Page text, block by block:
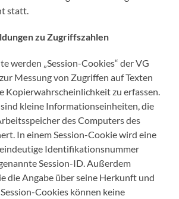
statt.
zu Zugriffszahlen
werden „Session-Cookies“ der VG
Messung von Zugriffen auf Texten
Kopierwahrscheinlichkeit zu erfassen.
kleine Informationseinheiten, die
des Computers des
In einem Session-Cookie wird eine
Identifikationsnummer
Session-ID. Außerdem
die Angabe über seine Herkunft und
Cookies können keine